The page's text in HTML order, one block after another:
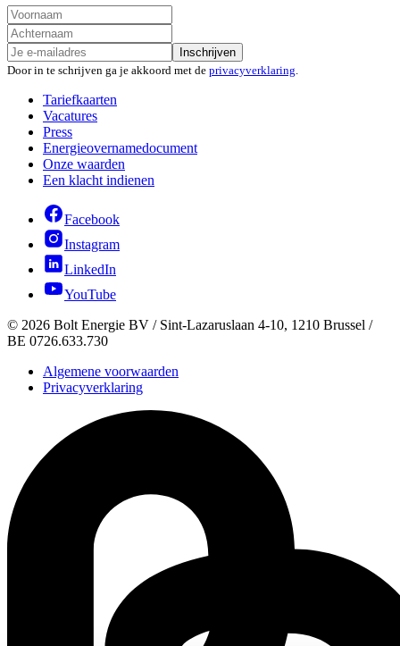
Inschrijven
Door in te schrijven ga je akkoord met de privacyverklaring
Tariefkaarten
Vacatures
Press
Energieovernamedocument
Onze waarden
Een klacht indienen
Facebook
Instagram
LinkedIn
YouTube
© 2026 Bolt Energie BV / Sint-Lazaruslaan 4-10, 1210 Brussel /
BE 0726.633.730
Algemene voorwaarden
Privacyverklaring